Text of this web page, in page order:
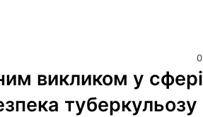
0
викликом у сфері
туберкульозу